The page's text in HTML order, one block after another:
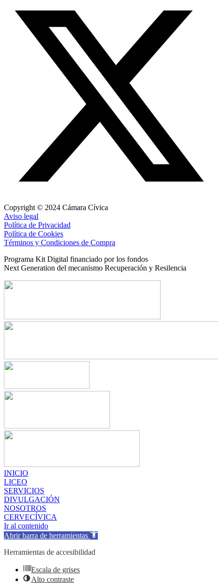
Copyright © 2024 Cámara Cívica
Aviso legal
Política de Privacidad
Política de Cookies
Términos y Condiciones de Compra
Programa Kit Digital financiado por los fondos
Next Generation del mecanismo Recuperación y Resilencia
INICIO
LICEO
SERVICIOS
DIVULGACIÓN
NOSOTROS
CERVECÍVICA
Ir al contenido
Abrir barra de herramientas
Herramientas de accesibilidad
Escala de grises
Alto contraste